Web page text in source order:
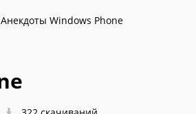
Windows Phone